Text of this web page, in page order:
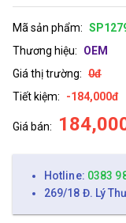
Mã sản phẩm:
Thương hiệu:
OEM
Giá thị trường: 0đ
Tiết kiệm:
-184,000đ
Giá bán:
Hotline: 0383
269/18 Đ. Lý